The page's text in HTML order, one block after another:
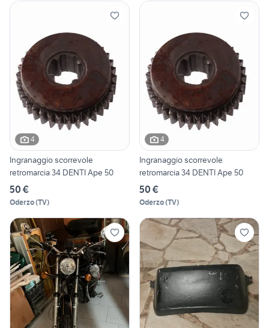
4
Ingranaggio scorrevole
retromarcia 34 DENTI Ape 50
50 €
Oderzo(TV)
4
Ingranaggio scorrevole
retromarcia 34 DENTI Ape 50
50 €
Oderzo(TV)